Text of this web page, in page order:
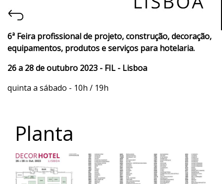
6ª Feira profissional de projeto, construção, decoração,
equipamentos, produtos e serviços para hotelaria.
26 a 28 de outubro 2023 - FIL - Lisboa
quinta a sábado - 10h / 19h
Planta